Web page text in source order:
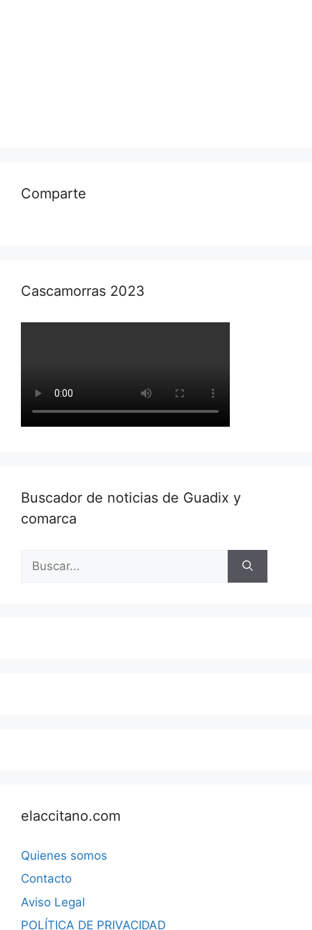
Comparte
Cascamorras 2023
Buscador de noticias de Guadix y
comarca
elaccitano.com
Quienes somos
Contacto
Aviso Legal
POLÍTICA DE PRIVACIDAD